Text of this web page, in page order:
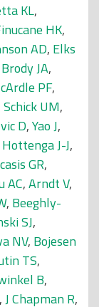
KL,
HK,
AD, Elks
Brody JA,
PF,
Schick UM,
D,Yao J,
Hottenga J-J,
GR,
AC,Arndt V,
, Beeghly-
SJ,
NV, Bojesen
TS,
B,
,J Chapman R,